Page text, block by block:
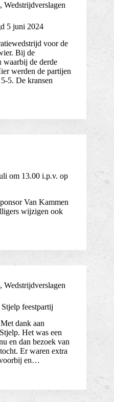
, Wedstrijdverslagen
5 juni 2024
voor de
Bij de
waarbij de derde
werden de partijen
5. De kransen
om 13.00 i.p.v. op
Van Kammen
wijzigen ook
, Wedstrijdverslagen
feestpartij
dank aan
Het was een
en dan bezoek van
Er waren extra
voorbij en…